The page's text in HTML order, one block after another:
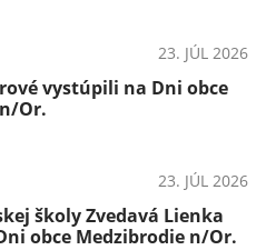
23. JÚL 2026
vystúpili na Dni obce
Or.
23. JÚL 2026
školy Zvedavá Lienka
obce Medzibrodie n/Or.